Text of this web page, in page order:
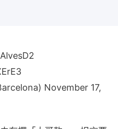
November 17,